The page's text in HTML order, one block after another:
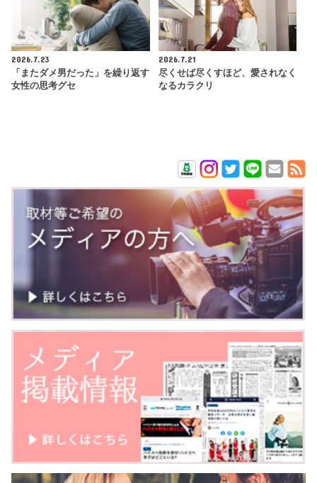
2026.7.23
「またダメ男だった」を繰り返す
女性の思考グセ
2026.7.21
尽くせば尽くすほど、愛されなく
なるカラクリ